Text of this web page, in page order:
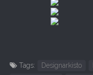
Tags: Designarkisto